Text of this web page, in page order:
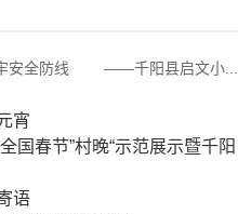
牢安全防线 ——千阳县启文小...
宵
国春节”村晚“示范展示暨千阳
语